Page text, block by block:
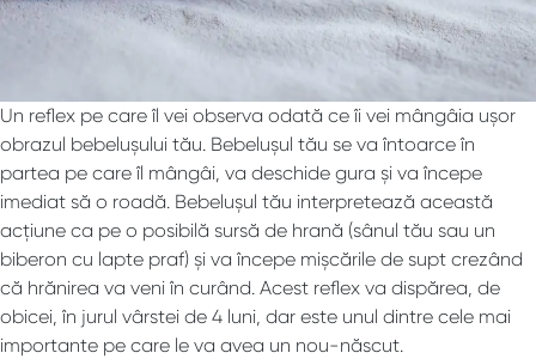
Un reflex pe care îl vei observa odată ce îi vei mângâia ușor
obrazul bebelușului tău. Bebelușul tău se va întoarce în
partea pe care îl mângâi, va deschide gura și va începe
imediat să o roadă. Bebelușul tău interpretează această
acțiune ca pe o posibilă sursă de hrană (sânul tău sau un
biberon cu lapte praf) și va începe mișcările de supt crezând
că hrănirea va veni în curând. Acest reflex va dispărea, de
obicei, în jurul vârstei de 4 luni, dar este unul dintre cele mai
importante pe care le va avea un nou-născut.